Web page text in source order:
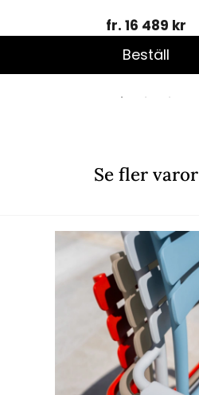
fr. 16 489 kr
Beställ
Se fler varor